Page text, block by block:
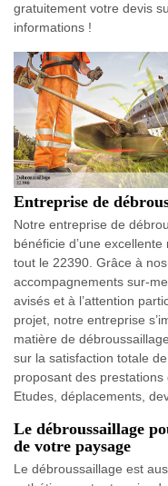
gratuitement votre devis
informations !
Entreprise de
Notre entreprise de
bénéficie d’une
tout le 22390. Grâce à
accompagnements sur-
avisés et à l’attention
projet, notre entreprise
matière de
sur la satisfaction totale
proposant des
Etudes, déplacements,
Le débroussaillage
de votre paysage
Le débroussaillage est